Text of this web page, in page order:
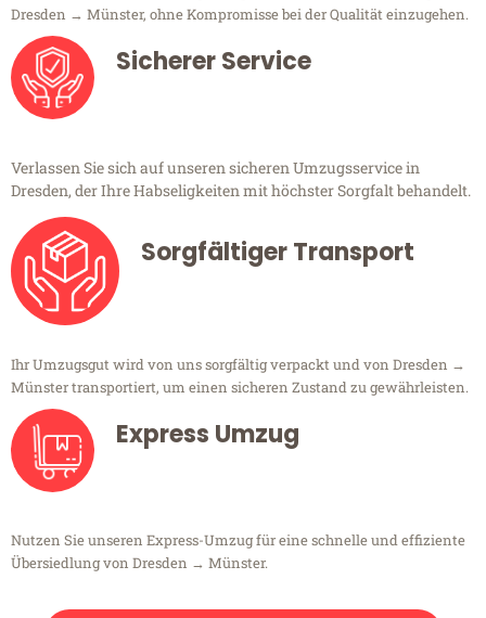
Dresden → Münster, ohne Kompromisse bei der Qualität einzugehen.
Sicherer Service
Verlassen Sie sich auf unseren sicheren Umzugsservice in
Dresden, der Ihre Habseligkeiten mit höchster Sorgfalt behandelt.
Sorgfältiger Transport
Ihr Umzugsgut wird von uns sorgfältig verpackt und von Dresden →
Münster transportiert, um einen sicheren Zustand zu gewährleisten.
Express Umzug
Nutzen Sie unseren Express-Umzug für eine schnelle und effiziente
Übersiedlung von Dresden → Münster.